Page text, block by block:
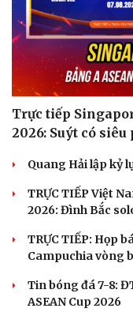
Trực tiếp
2026: Suýt có siêu
Quang Hải lập kỷ
TRỰC TIẾP Việt
2026: Đình Bắc
TRỰC TIẾP: Họp
Campuchia vòng
Tin bóng đá 7-8:
ASEAN Cup 2026